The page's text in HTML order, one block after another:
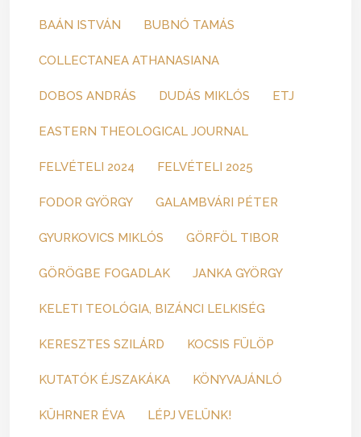
BAÁN ISTVÁN BUBNÓ TAMÁS
COLLECTANEA ATHANASIANA
DOBOS ANDRÁS DUDÁS MIKLÓS ETJ
EASTERN THEOLOGICAL JOURNAL
FELVÉTELI 2024 FELVÉTELI 2025
FODOR GYÖRGY GALAMBVÁRI PÉTER
GYURKOVICS MIKLÓS GÖRFÖL TIBOR
GÖRÖGBE FOGADLAK JANKA GYÖRGY
KELETI TEOLÓGIA, BIZÁNCI LELKISÉG
KERESZTES SZILÁRD KOCSIS FÜLÖP
KUTATÓK ÉJSZAKÁKA KÖNYVAJÁNLÓ
KÜHRNER ÉVA LÉPJ VELÜNK!